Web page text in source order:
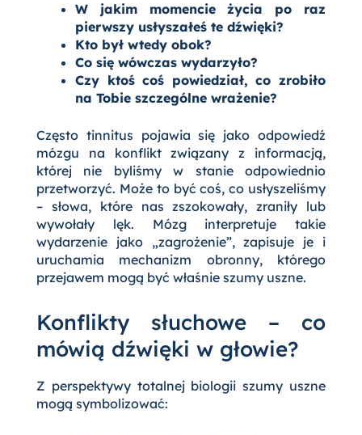
W jakim momencie życia po raz
pierwszy usłyszałeś te dźwięki?
Kto był wtedy obok?
Co się wówczas wydarzyło?
Czy ktoś coś powiedział, co zrobiło
na Tobie szczególne wrażenie?
Często tinnitus pojawia się jako odpowiedź
mózgu na konflikt związany z informacją,
której nie byliśmy w stanie odpowiednio
przetworzyć. Może to być coś, co usłyszeliśmy
– słowa, które nas zszokowały, zraniły lub
wywołały lęk. Mózg interpretuje takie
wydarzenie jako „zagrożenie”, zapisuje je i
uruchamia mechanizm obronny, którego
przejawem mogą być właśnie szumy uszne.
Konflikty słuchowe – co
mówią dźwięki w głowie?
Z perspektywy totalnej biologii szumy uszne
mogą symbolizować: